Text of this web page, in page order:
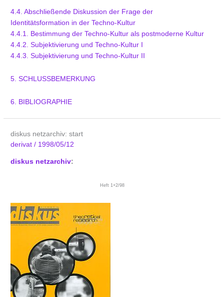
4.4. Abschließende Diskussion der Frage der
Identitätsformation in der Techno-Kultur
4.4.1. Bestimmung der Techno-Kultur als postmoderne Kultur
4.4.2. Subjektivierung und Techno-Kultur I
4.4.3. Subjektivierung und Techno-Kultur II
5. SCHLUSSBEMERKUNG
6. BIBLIOGRAPHIE
diskus netzarchiv: start
derivat/ 1998/05/12
diskus netzarchiv:
Heft 1+2/98